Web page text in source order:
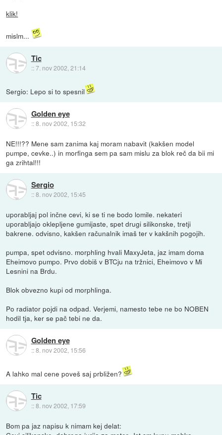
klik!
mislm...
Tic
::7. nov 2002, 21:14
Sergio: Lepo si to spesnil
Golden eye
::8. nov 2002, 15:32
NE!!!?? Mene sam zanima kaj moram nabavit (kakšen model
pumpe, cevke..) in morfinga sem pa sam mislu za blok reč da bii mi
ga zrihtal!!!
Sergio
::8. nov 2002, 15:45
uporabljaj pol inčne cevi, ki se ti ne bodo lomile. nekateri
uporabljajo oklepljene gumijaste, spet drugi silikonske, tretji
bakrene. odvisno, kakšen računalnik imaš ter v kakšnih pogojih.
pumpa, spet odvisno. morphling hvali MaxyJeta, jaz imam doma
Eheimovo pumpo. Prvo dobiš v BTCju na tržnici, Eheimovo v Mi
Lesnini na Brdu.
Blok obvezno kupi od morphlinga.
Po radiator pojdi na odpad. Verjemi, namesto tebe ne bo NOBEN
hodil tja, ker se pač tebi ne da.
Golden eye
::8. nov 2002, 15:56
A lahko mal cene poveš saj prbližen?
Tic
::8. nov 2002, 17:59
Bom pa jaz napisu k nimam kej delat: